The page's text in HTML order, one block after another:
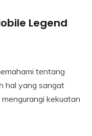
Legend
tentang
hal yang sangat
kekuatan